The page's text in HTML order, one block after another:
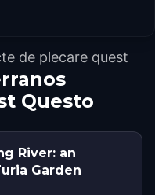
de plecare quest
Questo
River: an
Garden